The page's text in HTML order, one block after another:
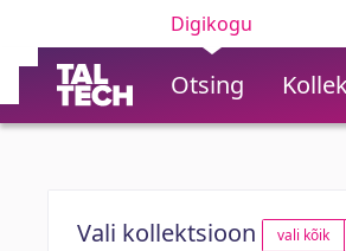
Digikogu
Otsing
Vali kollektsioon vali kõik